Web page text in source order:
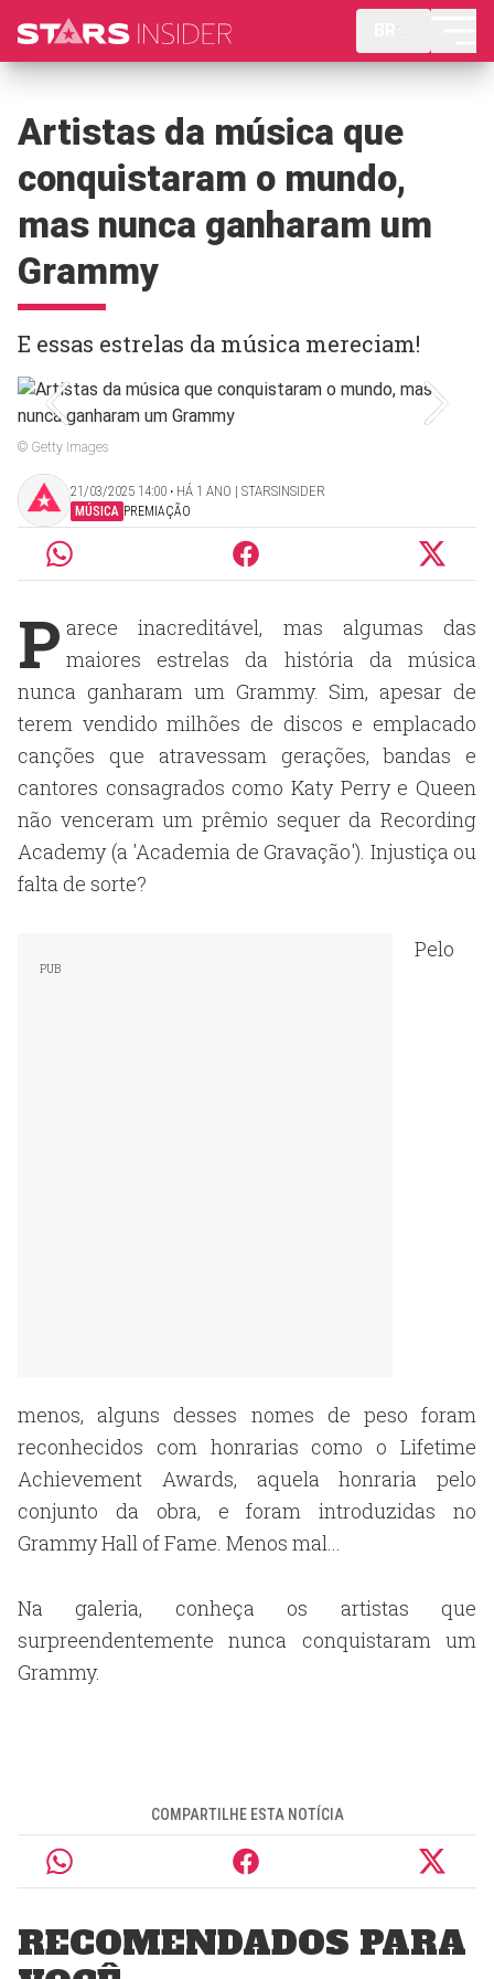
Artistas da música que
conquistaram o mundo,
mas nunca ganharam um
Grammy
E essas estrelas da música mereciam!
© Getty Images
21/03/2025 14:00 ‧ HÁ 1 ANO | STARSINSIDER
MÚSICA PREMIAÇÃO
P arece inacreditável, mas algumas das
maiores estrelas da história da música
nunca ganharam um Grammy. Sim, apesar de
terem vendido milhões de discos e emplacado
canções que atravessam gerações, bandas e
cantores consagrados como Katy Perry e Queen
não venceram um prêmio sequer da Recording
Academy (a 'Academia de Gravação'). Injustiça ou
falta de sorte?
Pelo
menos, alguns desses nomes de peso foram
reconhecidos com honrarias como o Lifetime
Achievement Awards, aquela honraria pelo
conjunto da obra, e foram introduzidas no
Grammy Hall of Fame. Menos mal...
Na galeria, conheça os artistas que
surpreendentemente nunca conquistaram um
Grammy.
COMPARTILHE ESTA NOTÍCIA
RECOMENDADOS PARA